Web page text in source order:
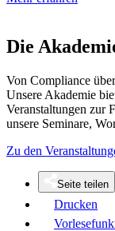
Die
Von Compliance
Unsere Akademie
Veranstaltungen zur
unsere Seminare,
Zu den
Seite teilen
Drucken